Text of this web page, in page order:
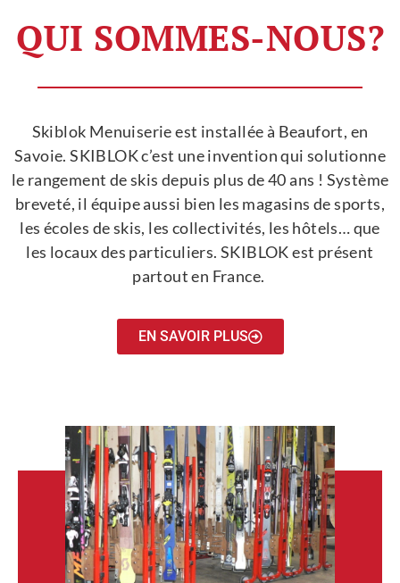
QUI SOMMES-NOUS?
Skiblok Menuiserie est installée à Beaufort, en
Savoie. SKIBLOK c’est une invention qui solutionne
le rangement de skis depuis plus de 40 ans ! Système
breveté, il équipe aussi bien les magasins de sports,
les écoles de skis, les collectivités, les hôtels… que
les locaux des particuliers. SKIBLOK est présent
partout en France.
EN SAVOIR PLUS